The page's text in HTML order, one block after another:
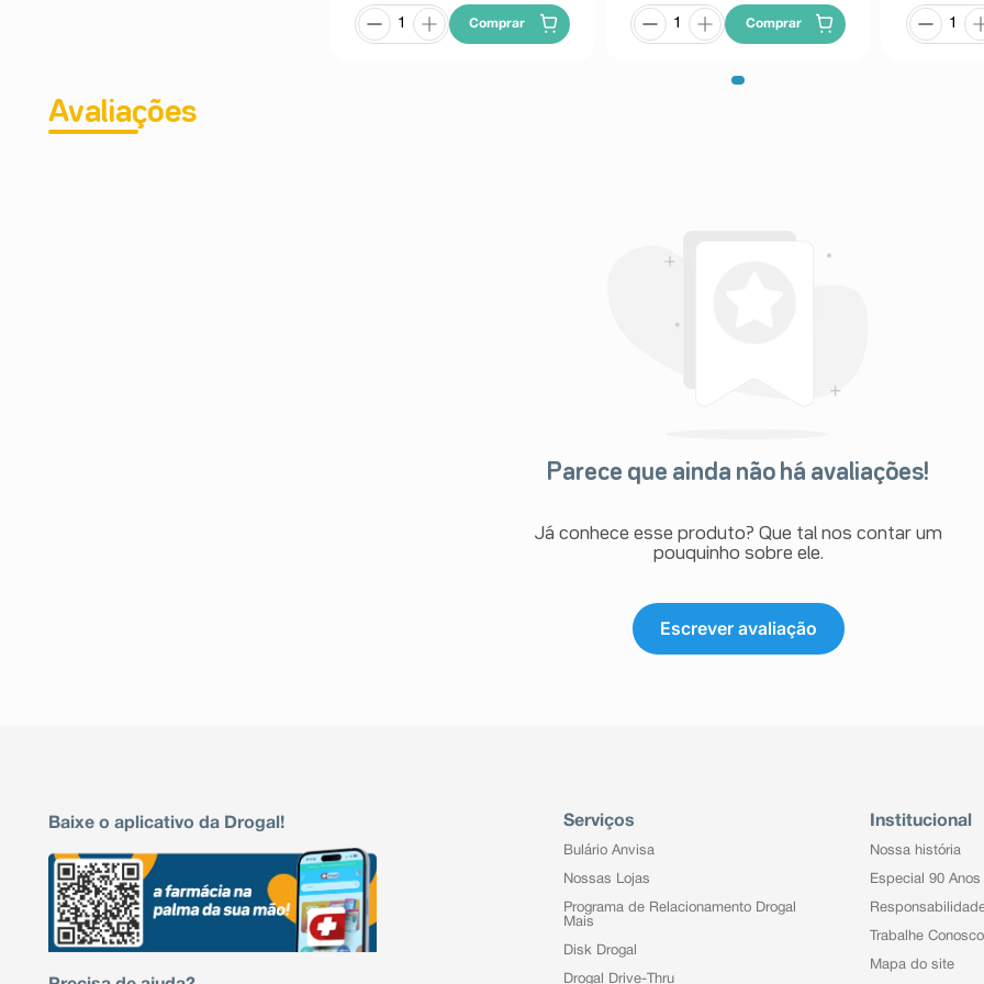
Comprar Comprar
Avaliações
Parece que ainda não há avaliações!
Já conhece esse produto? Que tal nos contar um
pouquinho sobre ele.
Escrever avaliação
Baixe o aplicativo da Drogal! Serviços
Bulário Anvisa
Nossas Lojas
Programa de Relacionamento Drogal
Mais
Disk Drogal
Drogal Drive-Thru
Institucional
Nossa história
Especial 90 Anos
Trabalhe Conosco
Mapa do site